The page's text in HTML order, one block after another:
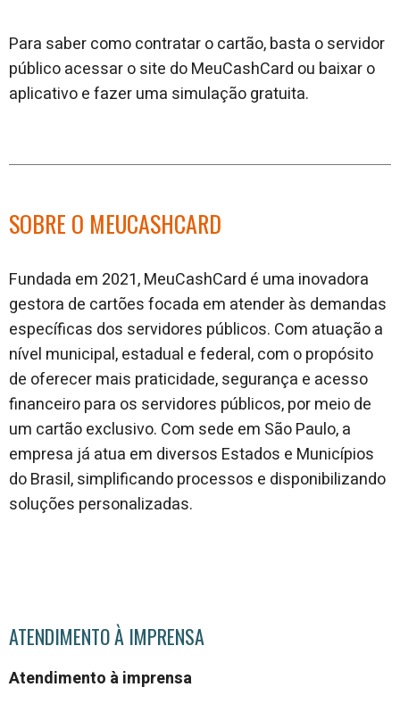
Para saber como contratar o cartão, basta o servidor
público acessar o site do MeuCashCard ou baixar o
aplicativo e fazer uma simulação gratuita.
SOBRE O MEUCASHCARD
Fundada em 2021, MeuCashCard é uma inovadora
gestora de cartões focada em atender às demandas
específicas dos servidores públicos. Com atuação a
nível municipal, estadual e federal, com o propósito
de oferecer mais praticidade, segurança e acesso
financeiro para os servidores públicos, por meio de
um cartão exclusivo. Com sede em São Paulo, a
empresa já atua em diversos Estados e Municípios
do Brasil, simplificando processos e disponibilizando
soluções personalizadas.
ATENDIMENTO À IMPRENSA
Atendimento à imprensa